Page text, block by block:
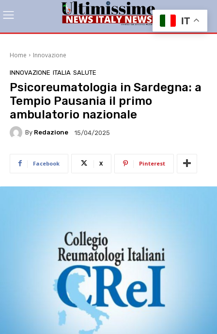
Home Innovazione
INNOVAZIONE ITALIA SALUTE
Psicoreumatologia in Sardegna: a
Tempio Pausania il primo
ambulatorio nazionale
By Redazione 15/04/2025
Facebook X Pinterest
IT